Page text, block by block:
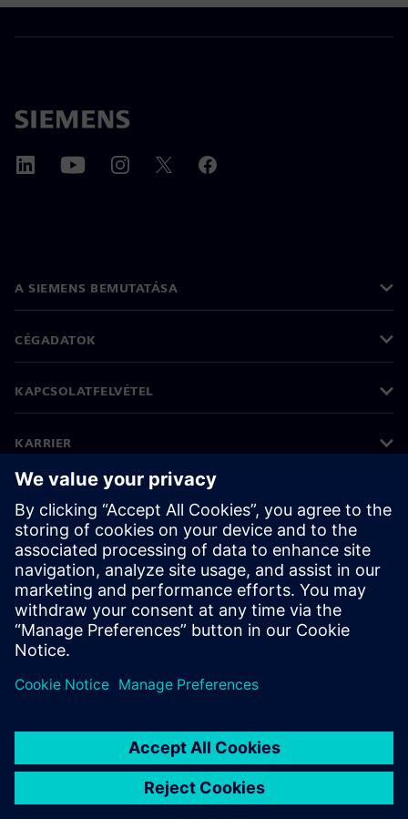
A SIEMENS BEMUTATÁSA
CÉGADATOK
KAPCSOLATFELVÉTEL
KARRIER
©Siemens 2026
Vállalati információk
Adatvédelmi nyilatkozat
Cookie (süti) tájékoztató
Felhasználási feltételek
Digitális azonosító